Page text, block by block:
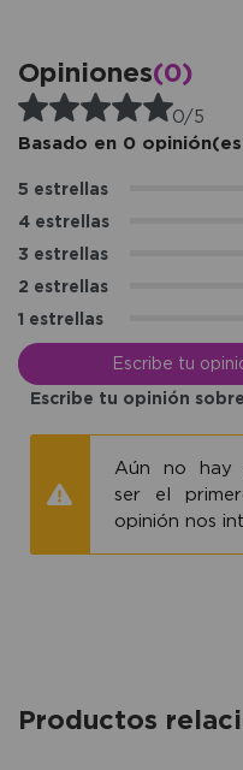
Opiniones(0)
0/5
Basado en 0
5 estrellas
4 estrellas
3 estrellas
2 estrellas
1 estrellas
Escribe tu
Escribe tu opinión
Aún no hay
ser el
opinión nos
Productos